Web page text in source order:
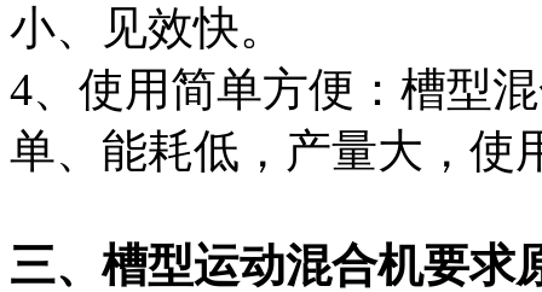
小、见效快。
4、使用简单方便：槽型
单、能耗低，产量大，使
三、槽型运动混合机要求